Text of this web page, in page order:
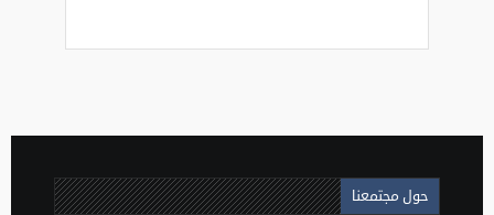
حول مجتمعنا